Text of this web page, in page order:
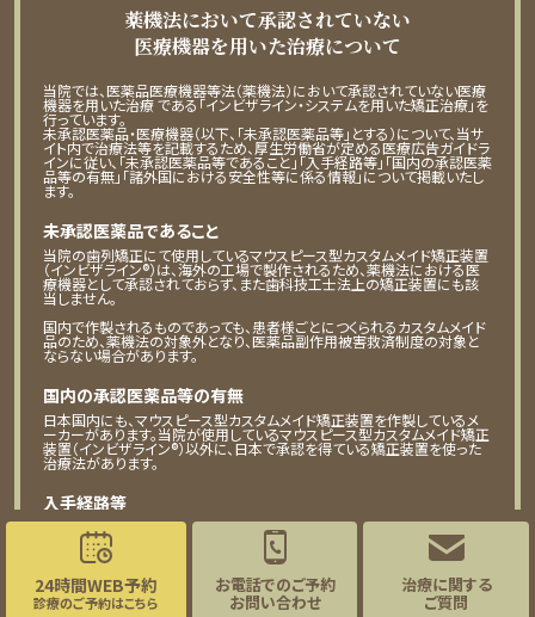
24時間WEB予約
診療のご予約はこちら
お電話でのご予約
お問い合わせ
治療に関する
ご質問
薬機法において承認されていない
医療機器を用いた治療について
当院では、医薬品医療機器等法（薬機法）において承認されていない医療
機器を用いた治療 である「インビザライン・システムを用いた矯正治療」を
行っています。
未承認医薬品・医療機器（以下、「未承認医薬品等」とする）について、当サ
イト内で治療法等を記載するため、厚生労働省が定める医療広告ガイドラ
インに従い、「未承認医薬品等であること」「入手経路等」「国内の承認医薬
品等の有無」「諸外国における安全性等に係る情報」について掲載いたし
ます。
未承認医薬品であること
当院の歯列矯正にて使用しているマウスピース型カスタムメイド矯正装置
（インビザライン®）は、海外の工場で製作されるため、薬機法における医
療機器として承認されておらず、また歯科技工士法上の矯正装置にも該
当しません。
国内で作製されるものであっても、患者様ごとにつくられるカスタムメイド
品のため、薬機法の対象外となり、医薬品副作用被害救済制度の対象と
ならない場合があります。
国内の承認医薬品等の有無
日本国内にも、マウスピース型カスタムメイド矯正装置を作製しているメ
ーカーがあります。当院が使用しているマウスピース型カスタムメイド矯正
装置（インビザライン®）以外に、日本で承認を得ている矯正装置を使った
治療法があります。
入手経路等
当院が治療に用いるマウスピース型カスタムメイド矯正装置（インビザラ
イン®）は、米国アライン・テクノロジー社の製品です。アライン・テクノロジ
ー社のグループ会社である「アライン・テクノロジー・ジャパン株式会社」よ
り入手しています。
諸外国における安全性等に係る情報